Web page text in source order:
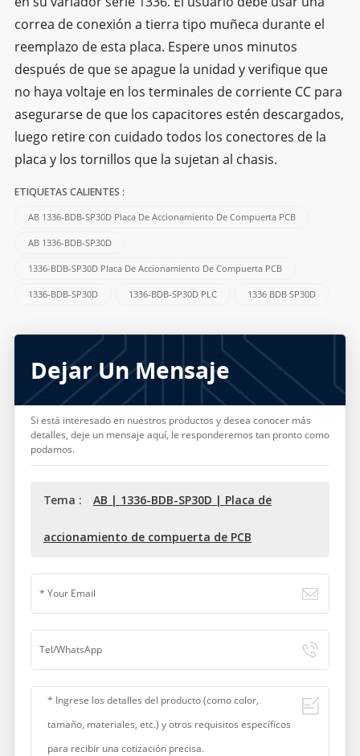
correa de conexión a tierra tipo muñeca durante el
reemplazo de esta placa. Espere unos minutos
después de que se apague la unidad y verifique que
no haya voltaje en los terminales de corriente CC para
asegurarse de que los capacitores estén descargados,
luego retire con cuidado todos los conectores de la
placa y los tornillos que la sujetan al chasis.
ETIQUETAS CALIENTES :
AB 1336-BDB-SP30D Placa De Accionamiento De Compuerta PCB
AB 1336-BDB-SP30D
1336-BDB-SP30D Placa De Accionamiento De Compuerta PCB
1336-BDB-SP30D 1336-BDB-SP30D PLC 1336 BDB SP30D
Dejar Un Mensaje
Si está interesado en nuestros productos y desea conocer más
detalles, deje un mensaje aquí, le responderemos tan pronto como
podamos.
Tema : AB | 1336-BDB-SP30D | Placa de
accionamiento de compuerta de PCB